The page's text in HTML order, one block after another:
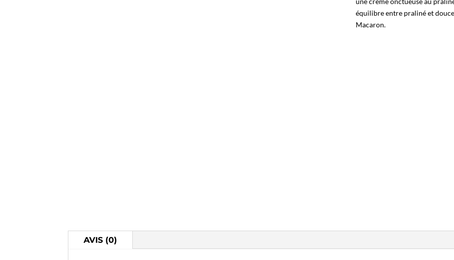
équilibre entre praliné et
Macaron.
AVIS (0)